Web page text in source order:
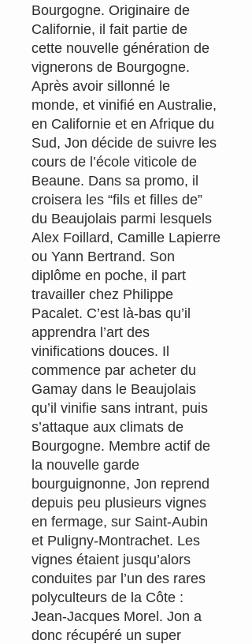
Bourgogne. Originaire de
Californie, il fait partie de
cette nouvelle génération de
vignerons de Bourgogne.
Après avoir sillonné le
monde, et vinifié en Australie,
en Californie et en Afrique du
Sud, Jon décide de suivre les
cours de l’école viticole de
Beaune. Dans sa promo, il
croisera les “fils et filles de”
du Beaujolais parmi lesquels
Alex Foillard, Camille Lapierre
ou Yann Bertrand. Son
diplôme en poche, il part
travailler chez Philippe
Pacalet. C’est là-bas qu’il
apprendra l’art des
vinifications douces. Il
commence par acheter du
Gamay dans le Beaujolais
qu’il vinifie sans intrant, puis
s’attaque aux climats de
Bourgogne. Membre actif de
la nouvelle garde
bourguignonne, Jon reprend
depuis peu plusieurs vignes
en fermage, sur Saint-Aubin
et Puligny-Montrachet. Les
vignes étaient jusqu’alors
conduites par l’un des rares
polyculteurs de la Côte :
Jean-Jacques Morel. Jon a
donc récupéré un super